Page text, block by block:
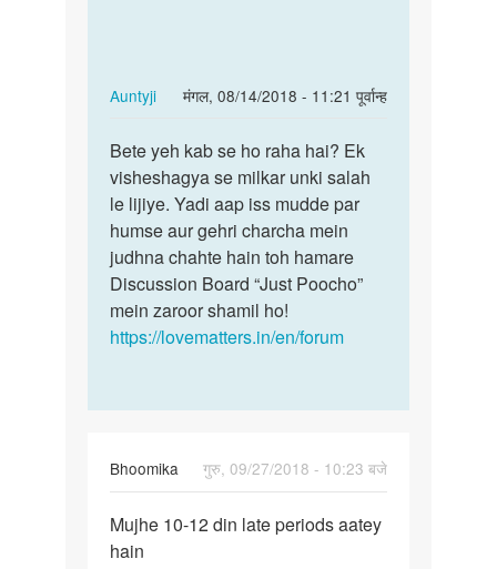
Auntyji
मंगल, 08/14/2018 - 11:21 पूर्वान्ह
In
to
kya
before
18
sex
krna
safe…
by
Bete
yeh
kab
se
ho
raha
hai?…
Bete yeh kab se ho raha hai? Ek
visheshagya se milkar unki salah
le lijiye. Yadi aap iss mudde par
humse aur gehri charcha mein
judhna chahte hain toh hamare
Discussion Board “Just Poocho”
mein zaroor shamil ho!
https://lovematters.in/en/forum
Bhoomika
गुरु, 09/27/2018 - 10:23 बजे
Mujhe
10-
Mujhe 10-12 din late periods aatey
hain